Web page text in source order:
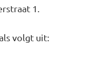
1.
volgt uit: